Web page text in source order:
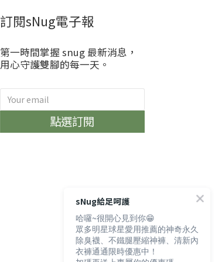
訂閱sNug電子報
第一時間掌握 snug 最新消息，
用心守護雙腳的每一天。
點選訂閱
sNug給足呵護
哈囉~很開心見到你😁
眾多明星球星愛用推薦的神奇永久
除臭襪、不鐵腿壓縮神褲、清新內
衣褲通通限時優惠中！